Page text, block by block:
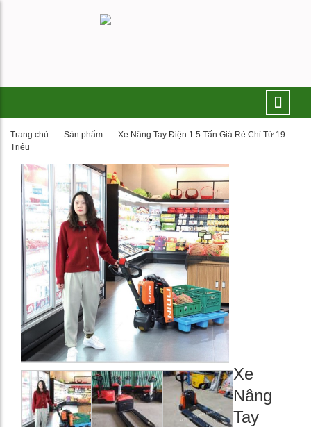
Trang chủ Sản phẩm
Xe Nâng Tay Điện 1.5 Tấn Giá Rẻ Chỉ Từ 19
Triệu
Xe
Nâng
Tay